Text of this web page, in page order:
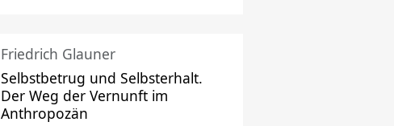
Friedrich Glauner
Selbstbetrug und Selbsterhalt.
Der Weg der Vernunft im
Anthropozän